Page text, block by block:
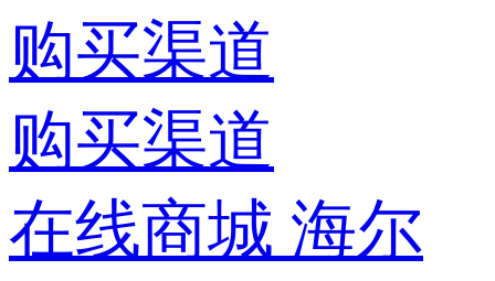
购买渠道
购买渠道
在线商城 海尔